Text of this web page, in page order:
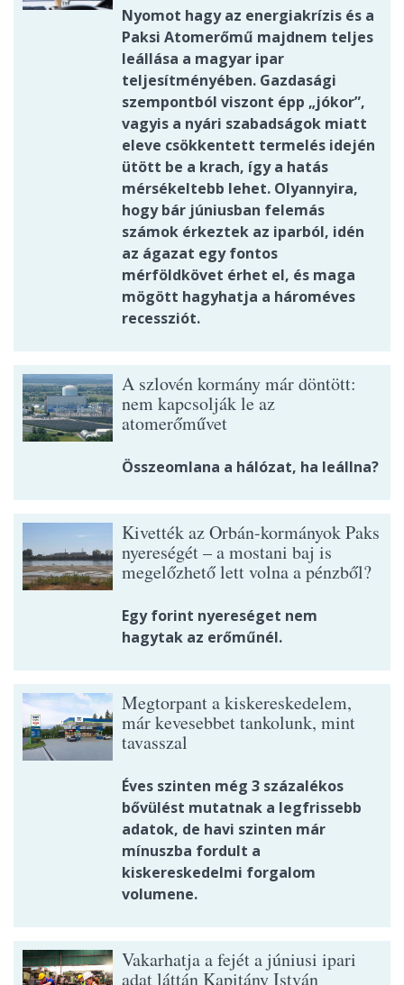
Nyomot hagy az energiakrízis és a
Paksi Atomerőmű majdnem teljes
leállása a magyar ipar
teljesítményében. Gazdasági
szempontból viszont épp „jókor”,
vagyis a nyári szabadságok miatt
eleve csökkentett termelés idején
ütött be a krach, így a hatás
mérsékeltebb lehet. Olyannyira,
hogy bár júniusban felemás
számok érkeztek az iparból, idén
az ágazat egy fontos
mérföldkövet érhet el, és maga
mögött hagyhatja a hároméves
recessziót.
A szlovén kormány már döntött:
nem kapcsolják le az
atomerőművet
Összeomlana a hálózat, ha leállna?
Kivették az Orbán-kormányok Paks
nyereségét – a mostani baj is
megelőzhető lett volna a pénzből?
Egy forint nyereséget nem
hagytak az erőműnél.
Megtorpant a kiskereskedelem,
már kevesebbet tankolunk, mint
tavasszal
Éves szinten még 3 százalékos
bővülést mutatnak a legfrissebb
adatok, de havi szinten már
mínuszba fordult a
kiskereskedelmi forgalom
volumene.
Vakarhatja a fejét a júniusi ipari
adat láttán Kapitány István